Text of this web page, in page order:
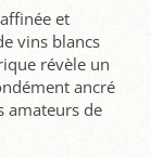
et
vins blancs
révèle un
ancré
amateurs de